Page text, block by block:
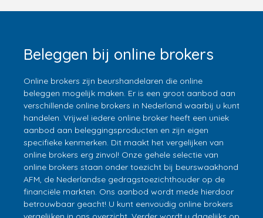
Beleggen bij online brokers
Online brokers zijn beurshandelaren die online
beleggen mogelijk maken. Er is een groot aanbod aan
verschillende online brokers in Nederland waarbij u kunt
handelen. Vrijwel iedere online broker heeft een uniek
aanbod aan beleggingsproducten en zijn eigen
specifieke kenmerken. Dit maakt het vergelijken van
online brokers erg zinvol! Onze gehele selectie van
online brokers staan onder toezicht bij beurswaakhond
AFM, de Nederlandse gedragstoezichthouder op de
financiële markten. Ons aanbod wordt mede hierdoor
betrouwbaar geacht! U kunt eenvoudig online brokers